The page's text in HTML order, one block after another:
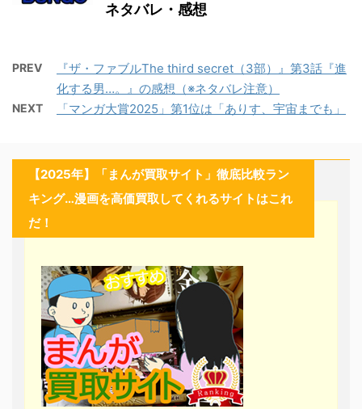
ネタバレ・感想
PREV
『ザ・ファブルThe third secret（3部）』第3話『進
化する男…。』の感想（※ネタバレ注意）
NEXT 「マンガ大賞2025」第1位は「ありす、宇宙までも」
【2025年】「まんが買取サイト」徹底比較ラン
キング…漫画を高価買取してくれるサイトはこれ
だ！